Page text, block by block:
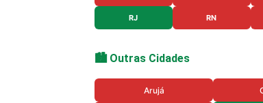
RJ RN
🏙️ Outras Cidades
Arujá